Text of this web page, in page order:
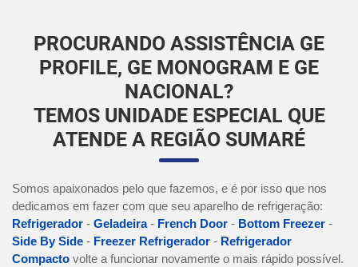
PROCURANDO ASSISTÊNCIA GE
PROFILE, GE MONOGRAM E GE
NACIONAL?
TEMOS UNIDADE ESPECIAL QUE
ATENDE A REGIÃO SUMARÉ
Somos apaixonados pelo que fazemos, e é por isso que nos
dedicamos em fazer com que seu aparelho de refrigeração:
Refrigerador - Geladeira- French Door - Bottom Freezer -
Side By Side - Freezer Refrigerador - Refrigerador
Compacto volte a funcionar novamente o mais rápido possível.